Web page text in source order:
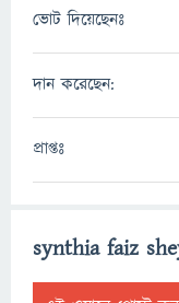
ভোট দিয়েছেনঃ
দান করেছেন:
প্রাপ্তঃ
synthia faiz